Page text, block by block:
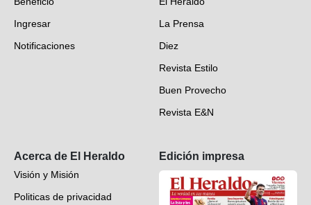
Fotogalerías
Deportes
Videos
Ingresar
Notificaciones
La Prensa
Diez
Revista Estilo
Buen Provecho
Revista E&N
Acerca de El Heraldo
Visión y Misión
Politicas de privacidad
Edición impresa